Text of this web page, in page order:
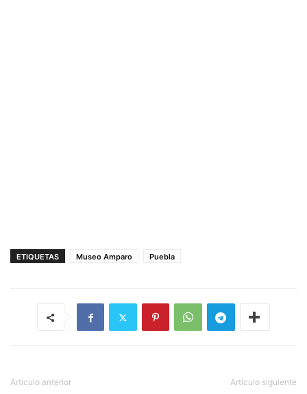
ETIQUETAS Museo Amparo Puebla
Artículo anterior Artículo siguiente